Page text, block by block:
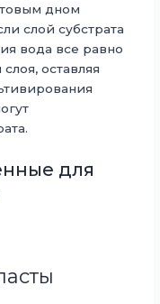
дном
слой субстрата
вода все равно
оставляя
для